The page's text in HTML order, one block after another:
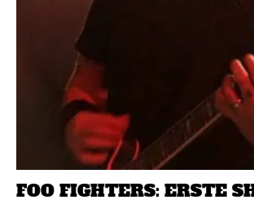
FOO FIGHTERS: ERSTE